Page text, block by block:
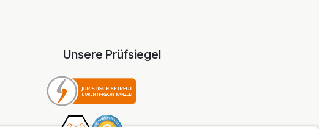
Unsere Prüfsiegel